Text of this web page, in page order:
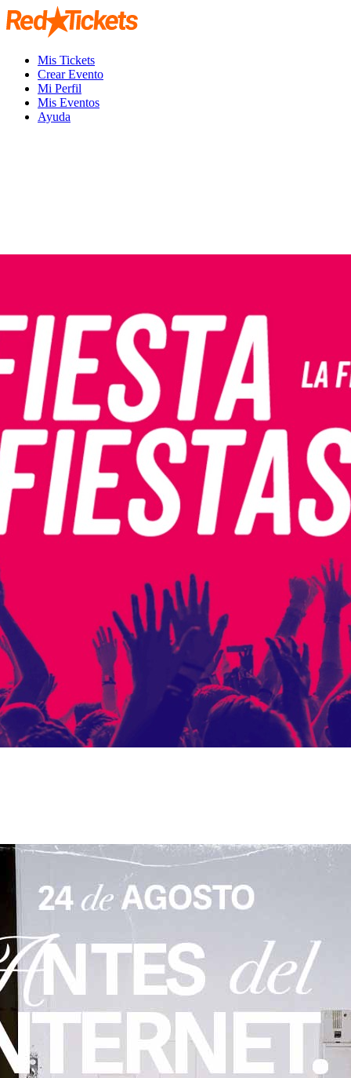
Mis Tickets
Crear Evento
Mi Perfil
Mis Eventos
Ayuda